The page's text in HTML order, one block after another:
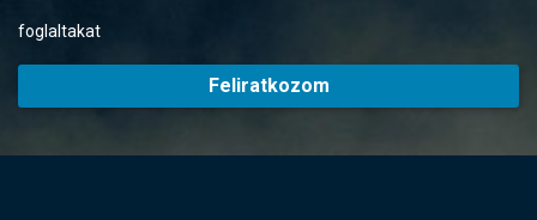
foglaltakat
Feliratkozom